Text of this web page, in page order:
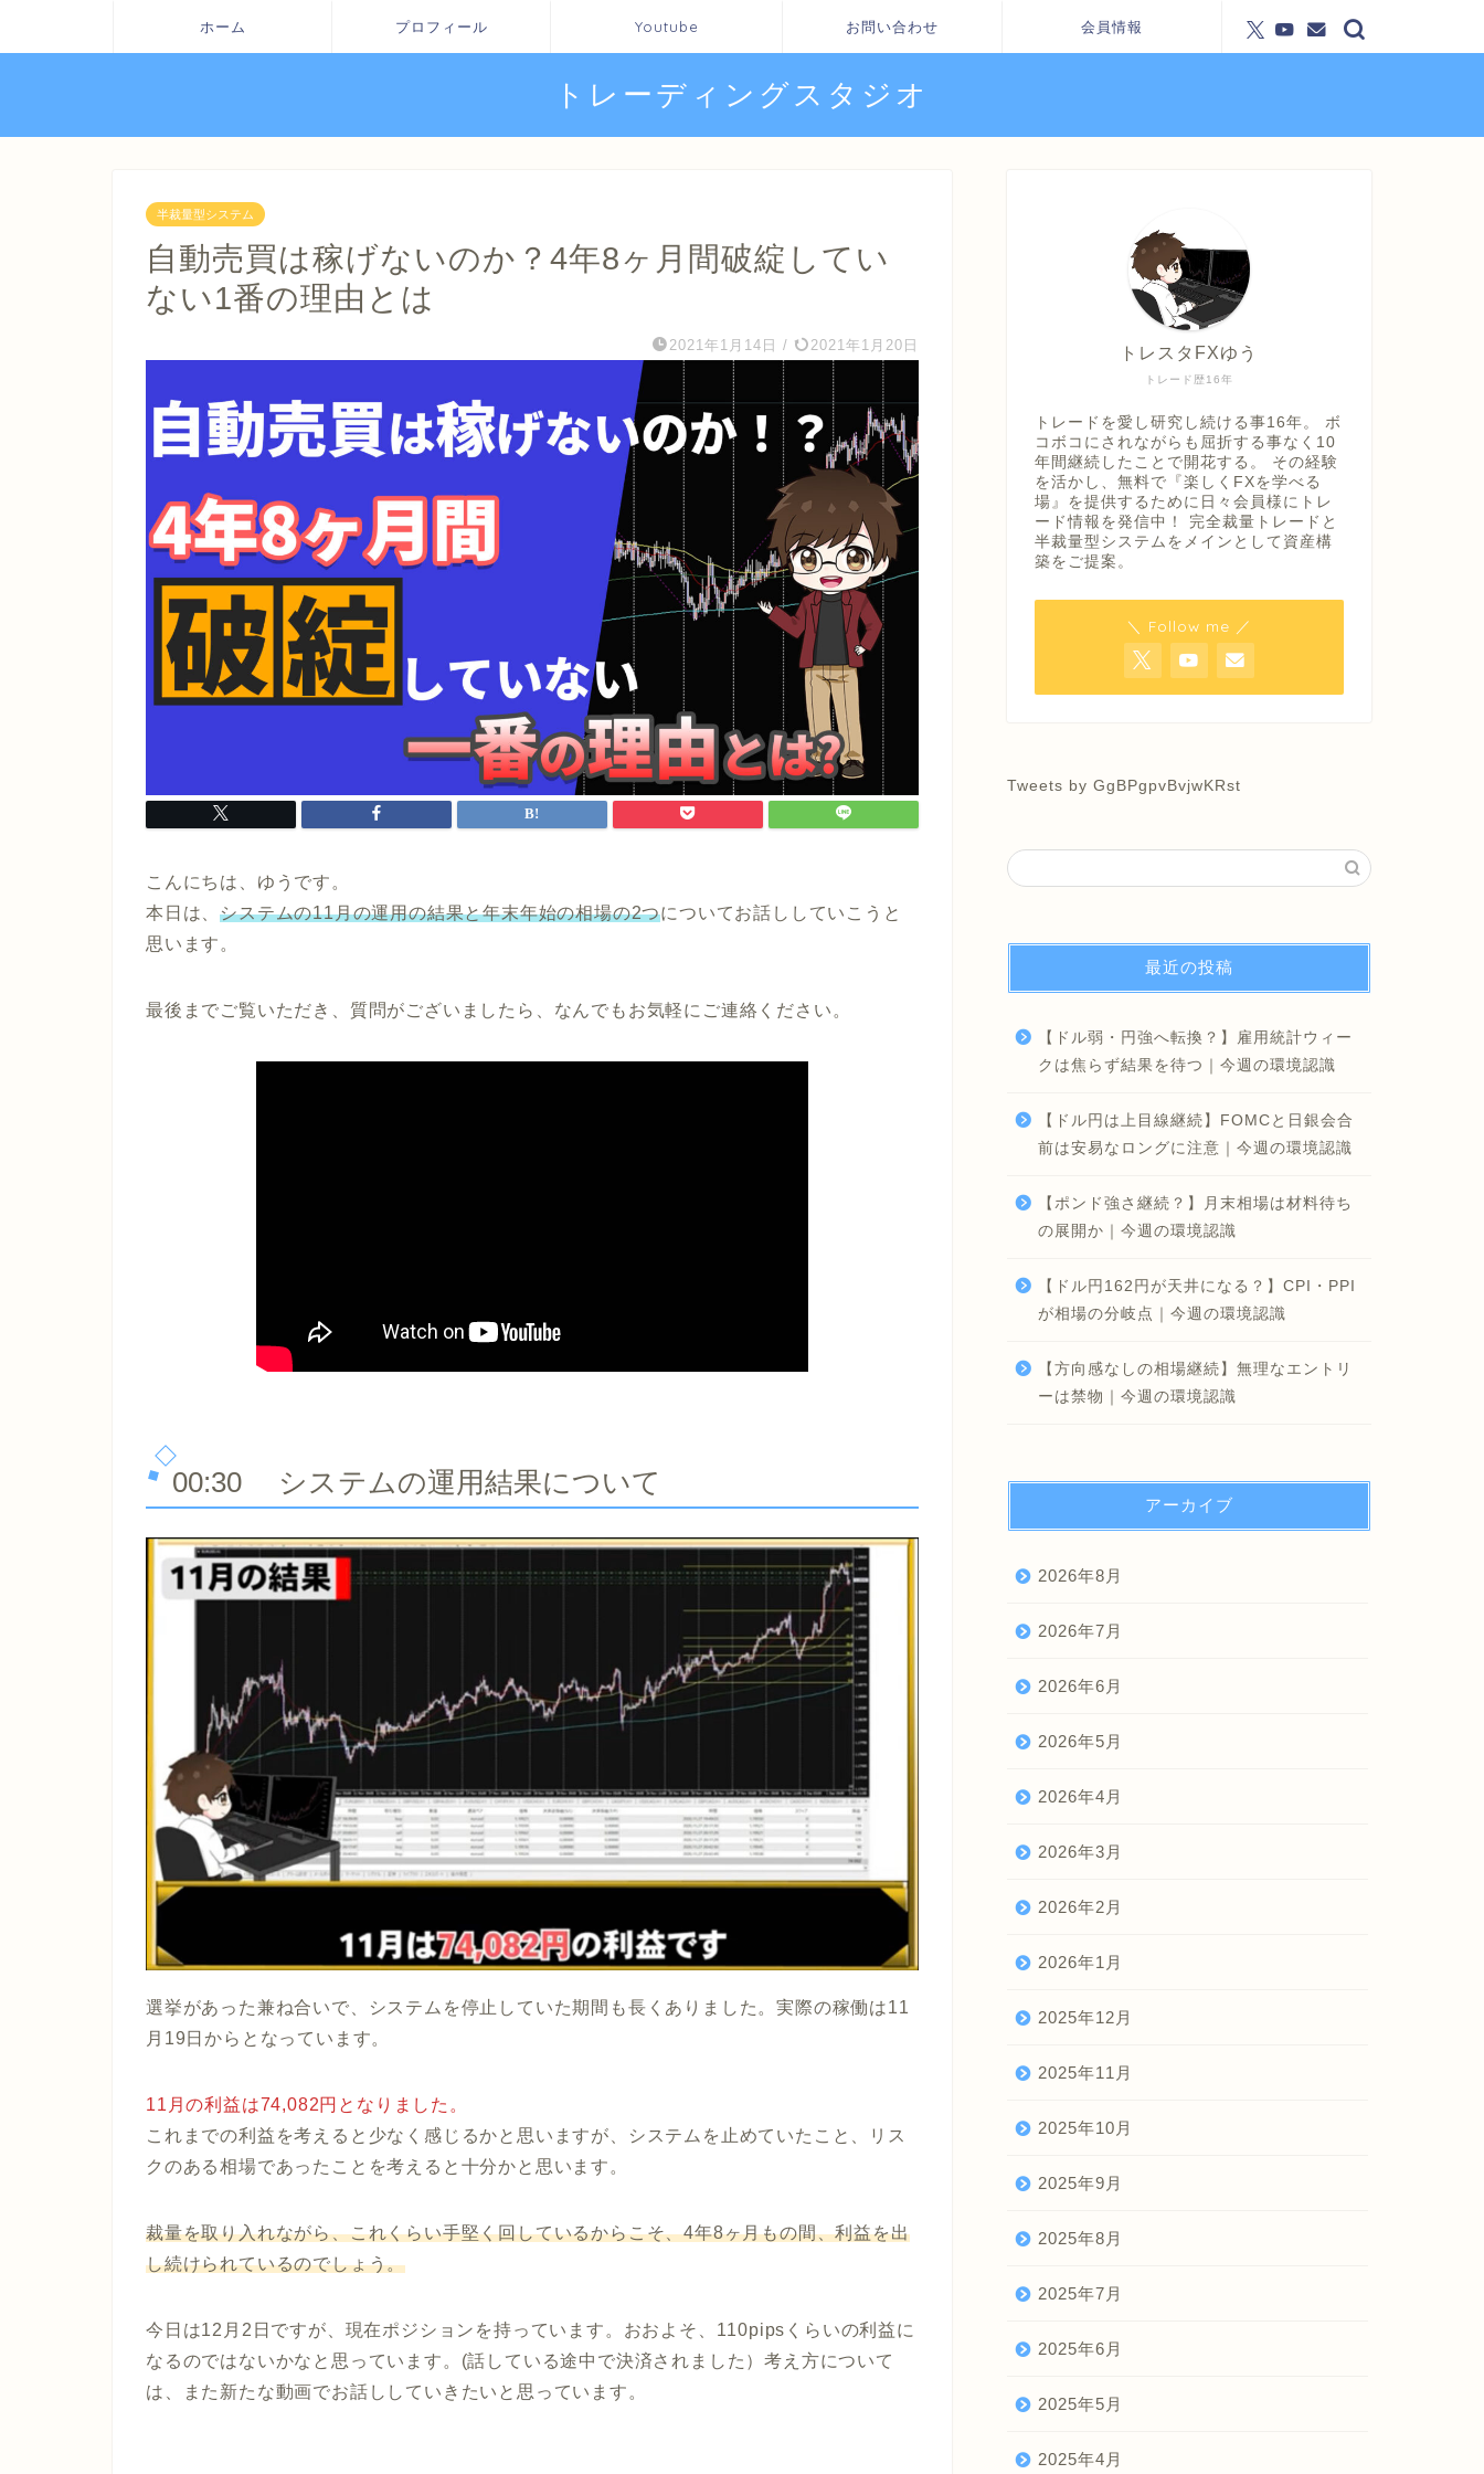
ホーム プロフィール Youtube お問い合わせ 会員情報
トレーディングスタジオ
半裁量型システム
自動売買は稼げないのか？4年8ヶ月間破綻してい
ない1番の理由とは
2021年1月14日 / 2021年1月20日
こんにちは、ゆうです。
本日は、システムの11月の運用の結果と年末年始の相場の2つについてお話ししていこうと
思います。
最後までご覧いただき、質問がございましたら、なんでもお気軽にご連絡ください。
00:30 システムの運用結果について
選挙があった兼ね合いで、システムを停止していた期間も長くありました。実際の稼働は11
月19日から となっています。
11月の利益は74,082円となりました。
これまでの利益を考えると少なく感じるかと思いますが、システムを止めていたこと、リス
クのある相場であったことを考えると十分かと思います。
裁量を取り入れながら、これくらい手堅く回しているからこそ、4年8ヶ月もの間、利益を出
し続けられているのでしょう。
今日は12月2日ですが、現在ポジションを持っています。おおよそ、 110pipsくらいの利益に
なるのではないかなと思っています。(話している途中で決済されました）考え方について
は、また新たな動画でお話ししていきたいと思っています。
トレード歴16年
トレスタFXゆう
トレードを愛し研究し続ける事16年。 ボ
コボコにされながらも屈折する事なく10
年間継続したことで開花する。 その経験
を活かし、無料で『楽しくFXを学べる
場』を提供するために日々会員様にトレ
ード情報を発信中！ 完全裁量トレードと
半裁量型システムをメインとして資産構
築をご提案。
＼ Follow me ／
Tweets by GgBPgpvBvjwKRst
最近の投稿
【ドル弱・円強へ転換？】雇用統計ウィー
クは焦らず結果を待つ｜今週の環境認識
【ドル円は上目線継続】FOMCと日銀会合
前は安易なロングに注意｜今週の環境認識
【ポンド強さ継続？】月末相場は材料待ち
の展開か｜今週の環境認識
【ドル円162円が天井になる？】CPI・PPI
が相場の分岐点｜今週の環境認識
【方向感なしの相場継続】無理なエントリ
ーは禁物｜今週の環境認識
アーカイブ
2026年8月
2026年7月
2026年6月
2026年5月
2026年4月
2026年3月
2026年2月
2026年1月
2025年12月
2025年11月
2025年10月
2025年9月
2025年8月
2025年7月
2025年6月
2025年5月
2025年4月